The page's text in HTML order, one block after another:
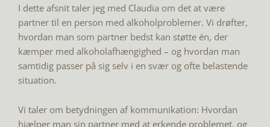
I dette afsnit taler jeg med Claudia om det at være
partner til en person med alkoholproblemer. Vi drøfter,
hvordan man som partner bedst kan støtte én, der
kæmper med alkoholafhængighed – og hvordan man
samtidig passer på sig selv i en svær og ofte belastende
situation.
Vi taler om betydningen af kommunikation: Hvordan
hjælper man sin partner med at erkende problemet, og